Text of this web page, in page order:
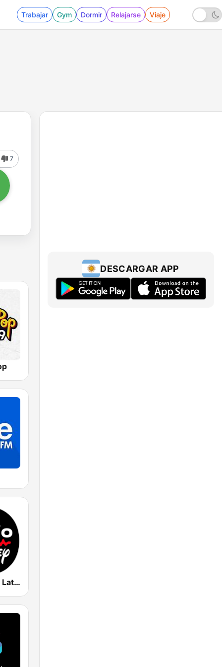
Trabajar Gym Dormir Relajarse Viaje
7
Radio Disney Latinoamérica
DESCARGAR APP